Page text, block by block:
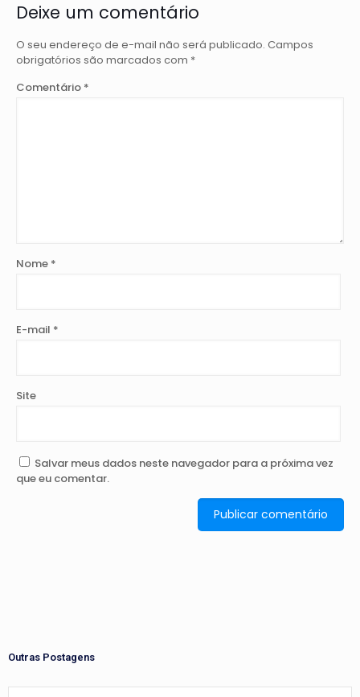
Deixe um comentário
O seu endereço de e-mail não será publicado. Campos
obrigatórios são marcados com *
Comentário *
Nome *
E-mail *
Site
Salvar meus dados neste navegador para a próxima vez
que eu comentar.
Outras Postagens